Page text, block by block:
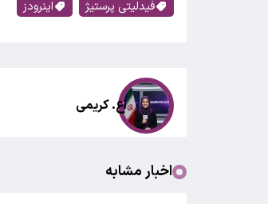
فیدلیتی پرستیژ
اینرودز
اع. کریمی
اخبار مشابه